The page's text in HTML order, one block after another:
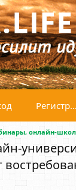
Регистрация
онлайн-